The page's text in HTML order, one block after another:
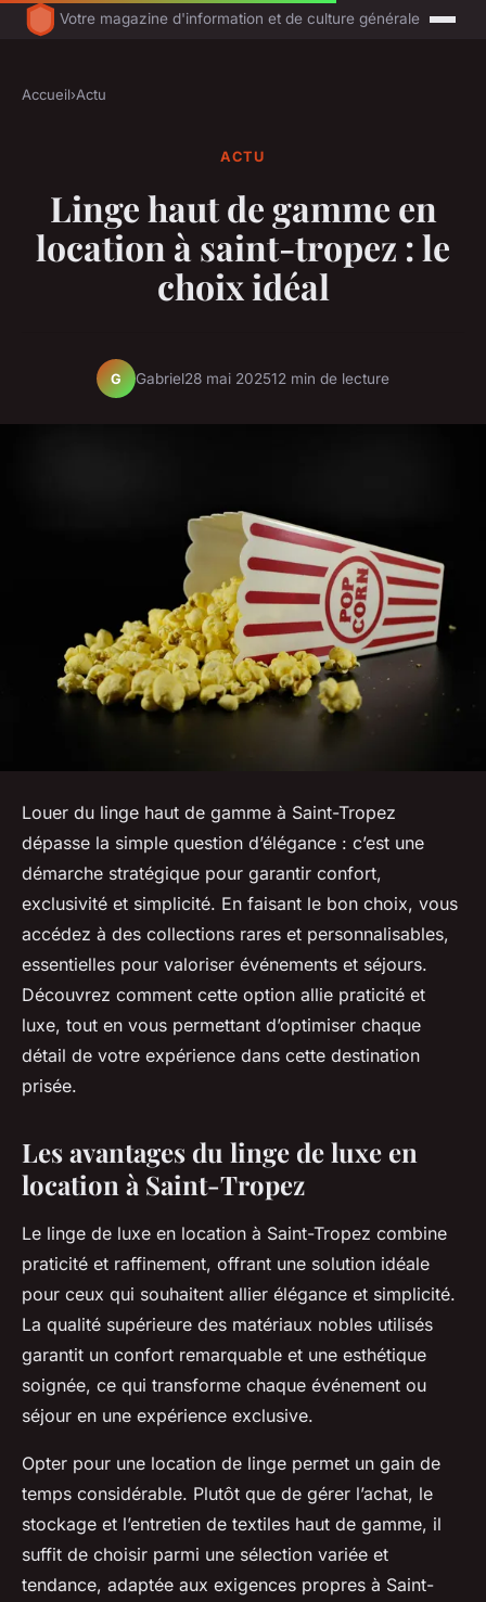
Votre magazine d'information et de culture générale
Accueil›Actu
ACTU
Linge haut de gamme en
location à saint-tropez : le
choix idéal
G Gabriel28 mai 202512 min de lecture
Louer du linge haut de gamme à Saint-Tropez
dépasse la simple question d’élégance : c’est une
démarche stratégique pour garantir confort,
exclusivité et simplicité. En faisant le bon choix, vous
accédez à des collections rares et personnalisables,
essentielles pour valoriser événements et séjours.
Découvrez comment cette option allie praticité et
luxe, tout en vous permettant d’optimiser chaque
détail de votre expérience dans cette destination
prisée.
Les avantages du linge de luxe en
location à Saint-Tropez
Le linge de luxe en location à Saint-Tropez combine
praticité et raffinement, offrant une solution idéale
pour ceux qui souhaitent allier élégance et simplicité.
La qualité supérieure des matériaux nobles utilisés
garantit un confort remarquable et une esthétique
soignée, ce qui transforme chaque événement ou
séjour en une expérience exclusive.
Opter pour une location de linge permet un gain de
temps considérable. Plutôt que de gérer l’achat, le
stockage et l’entretien de textiles haut de gamme, il
suffit de choisir parmi une sélection variée et
tendance, adaptée aux exigences propres à Saint-